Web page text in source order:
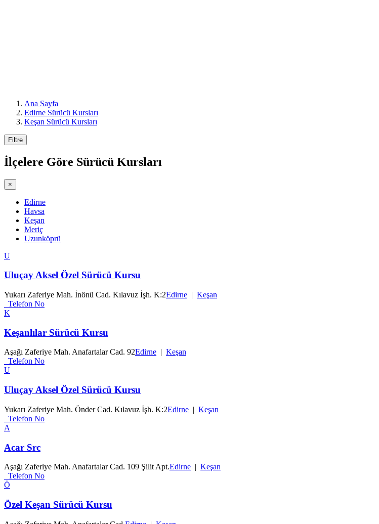
Ana Sayfa
Edirne Sürücü Kursları
Keşan Sürücü Kursları
Filtre
İlçelere Göre Sürücü Kursları
×
Edirne
Havsa
Keşan
Meriç
Uzunköprü
U
Uluçay Aksel Özel Sürücü Kursu
Yukarı Zaferiye Mah. İnönü Cad. Kılavuz İşh. K:2Edirne | Keşan
Telefon No
K
Keşanlılar Sürücü Kursu
Aşağı Zaferiye Mah. Anafartalar Cad. 92Edirne | Keşan
Telefon No
U
Uluçay Aksel Özel Sürücü Kursu
Yukarı Zaferiye Mah. Önder Cad. Kılavuz İşh. K:2Edirne | Keşan
Telefon No
A
Acar Src
Aşağı Zaferiye Mah. Anafartalar Cad. 109 Şilit Apt.Edirne | Keşan
Telefon No
Ö
Özel Keşan Sürücü Kursu